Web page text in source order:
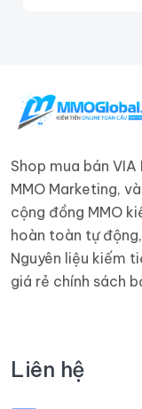
Shop mua bán
MMO Marketing,
cộng đồng MMO
hoàn toàn tự
Nguyên liệu kiếm
giá rẻ chính sách
Liên hệ